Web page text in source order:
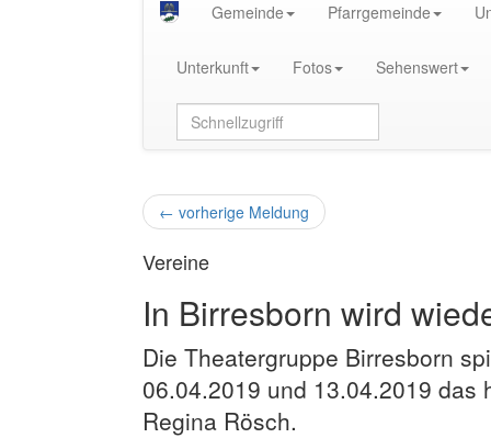
Gemeinde Pfarrgemeinde
Unterkunft Fotos Sehenswert
← vorherige Meldung
Vereine
In Birresborn wird
Die Theatergruppe Birresborn
06.04.2019 und 13.04.2019 das
Regina Rösch.